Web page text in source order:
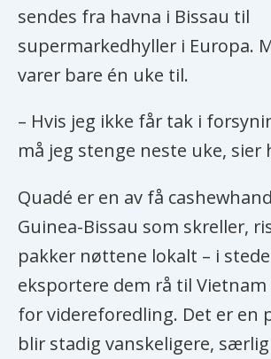
sendes fra havna i Bissau til
supermarkedhyller i Europa.
varer bare én uke til.
– Hvis jeg ikke får tak i
må jeg stenge neste uke, sier
Quadé er en av få
Guinea-Bissau som skreller,
pakker nøttene lokalt – i
eksportere dem rå til Vietnam
for videreforedling. Det er en
blir stadig vanskeligere,